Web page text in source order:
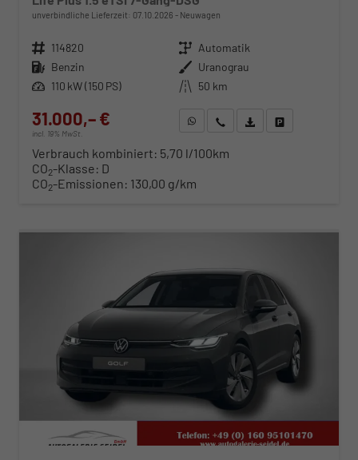
unverbindliche Lieferzeit: 07.10.2026 Neuwagen
Fahrzeugnr. 114820 Getriebe Automatik
Kraftstoff Benzin Außenfarbe Uranograu
Leistung 110 kW (150 PS) Kilometerstand 50 km
31.000,– €
incl. 19% MwSt.
WhatsApp anfragen
Wir rufen Sie anFahrzeugexposé (PDF)
Verbrauch kombiniert: 5,70 l/100km
CO2-Klasse: D
CO2-Emissionen: 130,00 g/km